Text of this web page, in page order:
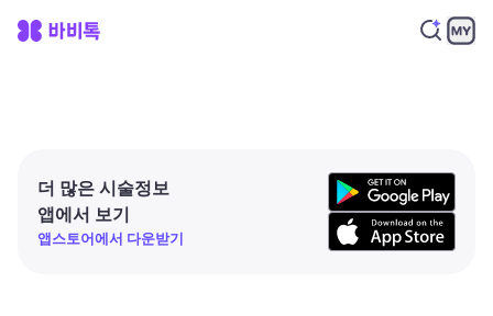
더 많은 시술정보
앱에서 보기
앱스토어에서 다운받기